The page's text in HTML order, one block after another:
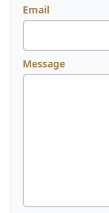
Email
Message